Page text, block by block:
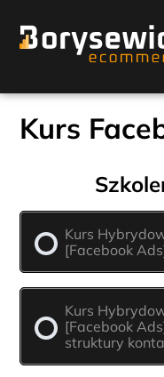
Kurs
Kurs
[Facebook
Kurs
[Facebook
struktury